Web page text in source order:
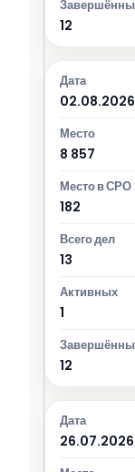
12
02.08.2026
8 857
182
13
1
12
26.07.2026